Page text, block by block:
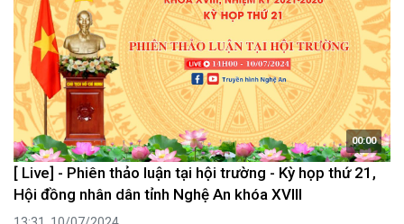
00:00
[ Live] - Phiên thảo luận tại hội trường - Kỳ họp thứ 21,
Hội đồng nhân dân tỉnh Nghệ An khóa XVIII